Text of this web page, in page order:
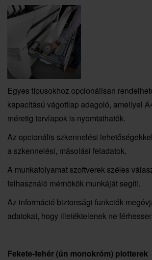
Egyes típusokhoz opcionálisan
kapacitású vágottlap adagoló, amellyel
méretig tervlapok is nyomtathatók.
Az opcionális szkennelési
a szkennelési, másolási feladatok.
A munkafolyamat szoftverek széles
felhasználó mérnökök munkáját segíti.
Az információ biztonsági funkciók
adatokat, hogy illetéktelenek ne
Fekete-fehér (ún monokróm) plotterek